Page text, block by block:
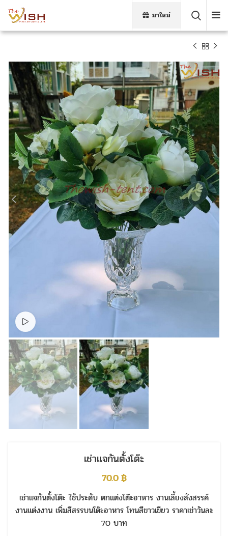
มาใหม่
เช่าแจกันตั้งโต๊ะ
70.0฿
เช่าแจกันตั้งโต๊ะ ใช้ประดับ ตกแต่งโต๊ะอาหาร งานเลี้ยงสังสรรค์
งานแต่งงาน เพิ่มสีสรรบนโต๊ะอาหาร โทนสีขาวเขียว ราคาเช่าวันละ
70 บาท